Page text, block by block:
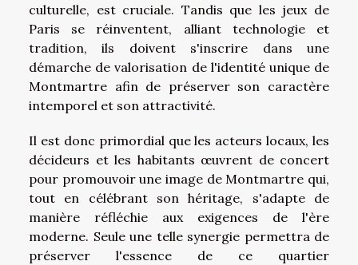
culturelle, est cruciale. Tandis que les jeux de
Paris se réinventent, alliant technologie et
tradition, ils doivent s'inscrire dans une
démarche de valorisation de l'identité unique de
Montmartre afin de préserver son caractère
intemporel et son attractivité.
Il est donc primordial que les acteurs locaux, les
décideurs et les habitants œuvrent de concert
pour promouvoir une image de Montmartre qui,
tout en célébrant son héritage, s'adapte de
manière réfléchie aux exigences de l'ère
moderne. Seule une telle synergie permettra de
préserver l'essence de ce quartier